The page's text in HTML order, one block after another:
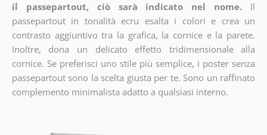
il passepartout, ciò sarà indicato nel nome.
Il
passepartout in tonalità ecru esalta i colori e crea un
contrasto aggiuntivo tra la grafica, la cornice e la parete.
Inoltre, dona un delicato effetto tridimensionale alla
cornice. Se preferisci uno stile più semplice, i poster senza
passepartout sono la scelta giusta per te. Sono un raffinato
complemento minimalista adatto a qualsiasi interno.